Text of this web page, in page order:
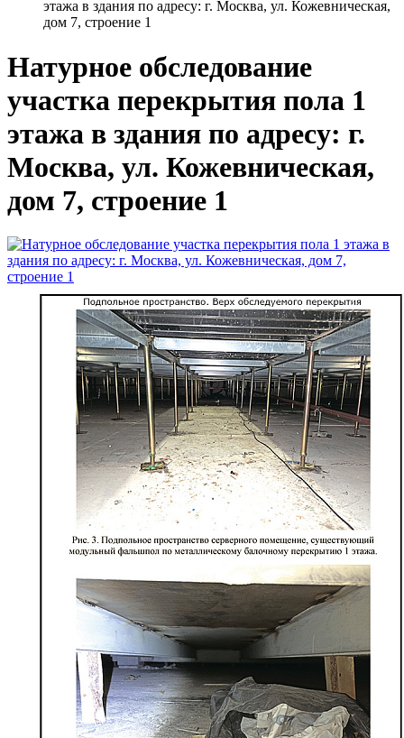
этажа в здания по адресу: г. Москва, ул. Кожевническая,
дом 7, строение 1
Натурное обследование
участка перекрытия пола 1
этажа в здания по адресу: г.
Москва, ул. Кожевническая,
дом 7, строение 1